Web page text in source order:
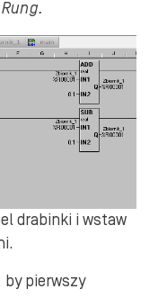
drabinki i wstaw
pierwszy